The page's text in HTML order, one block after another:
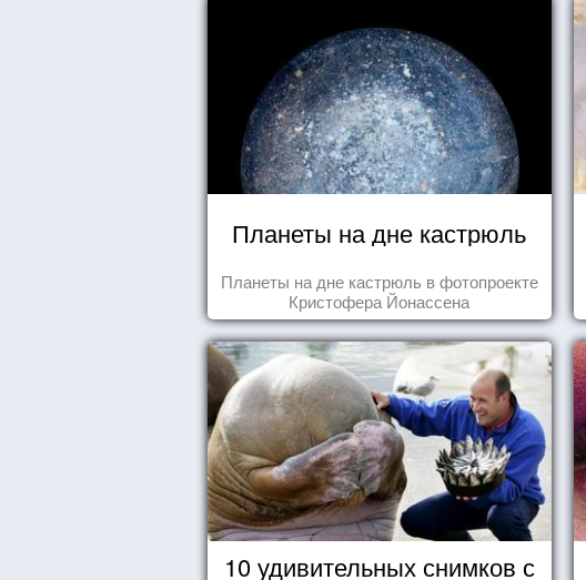
Планеты на дне кастрюль
Планеты на дне кастрюль в фотопроекте
Кристофера Йонассена
10 удивительных снимков с